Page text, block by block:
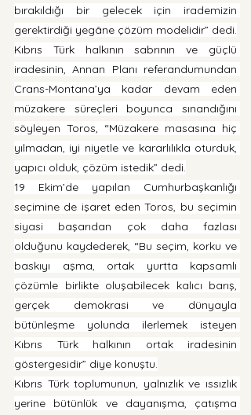
bırakıldığı bir gelecek için irademizin
gerektirdiği yegâne çözüm modelidir” dedi.
Kıbrıs Türk halkının sabrının ve güçlü
iradesinin, Annan Planı referandumundan
Crans-Montana’ya kadar devam eden
müzakere süreçleri boyunca sınandığını
söyleyen Toros, “Müzakere masasına hiç
yılmadan, iyi niyetle ve kararlılıkla oturduk,
yapıcı olduk, çözüm istedik” dedi.
19 Ekim’de yapılan Cumhurbaşkanlığı
seçimine de işaret eden Toros, bu seçimin
siyasi başarıdan çok daha fazlası
olduğunu kaydederek, “Bu seçim, korku ve
baskıyı aşma, ortak yurtta kapsamlı
çözümle birlikte oluşabilecek kalıcı barış,
gerçek demokrasi ve dünyayla
bütünleşme yolunda ilerlemek isteyen
Kıbrıs Türk halkının ortak iradesinin
göstergesidir” diye konuştu.
Kıbrıs Türk toplumunun, yalnızlık ve ıssızlık
yerine bütünlük ve dayanışma, çatışma